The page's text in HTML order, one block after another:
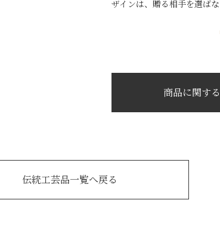
ザインは、贈る相手を選ばな
商品に関す
伝統工芸品一覧へ戻る